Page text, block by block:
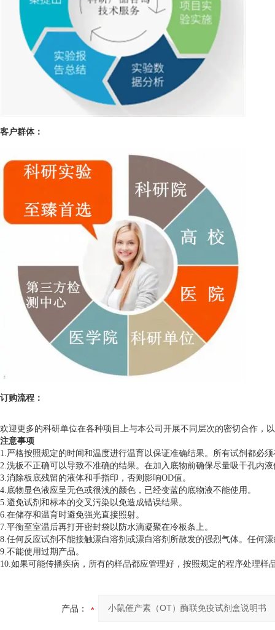
客户群体：
订购流程：
欢迎更多的科研单位在各种项目上与本公司开展不同层次的密切合作，
注意事项
1.严格按照规定的时间和温度进行温育以保证准确结果。所有试剂都必
2.洗板不正确可以导致不准确的结果。在加入底物前确保尽量吸干孔内
3.消除板底残留的液体和手指印，否则影响OD值。
4.底物显色液应呈无色或很浅的颜色，已经变蓝的底物液不能使用。
5.避免试剂和标本的交叉污染以免造成错误结果。
6.在储存和温育时避免强光直接照射。
7.平衡至室温后再打开密封袋以防水滴凝聚在冷板条上。
8.任何反应试剂不能接触漂白溶剂或漂白溶剂所散发的强烈气体。任何
9.不能使用过期产品。
10.如果可能传播疾病，所有的样品都应管理好，按照规定的程序处理样
产品：